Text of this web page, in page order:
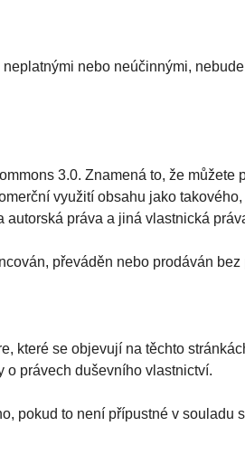
nebo neúčinnými,
3.0. Znamená to, že
využití obsahu jako
práva a jiná vlastnická
převáděn nebo prodáván
které se objevují na těchto
o právech duševního vlastnictví.
pokud to není přípustné v